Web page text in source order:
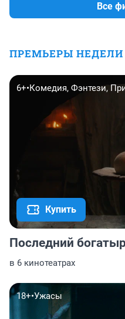
Все
ПРЕМЬЕРЫ НЕДЕЛИ
6+•Комедия, Фэнтези,
Купить
Последний
в 6 кинотеатрах
18+•Ужасы